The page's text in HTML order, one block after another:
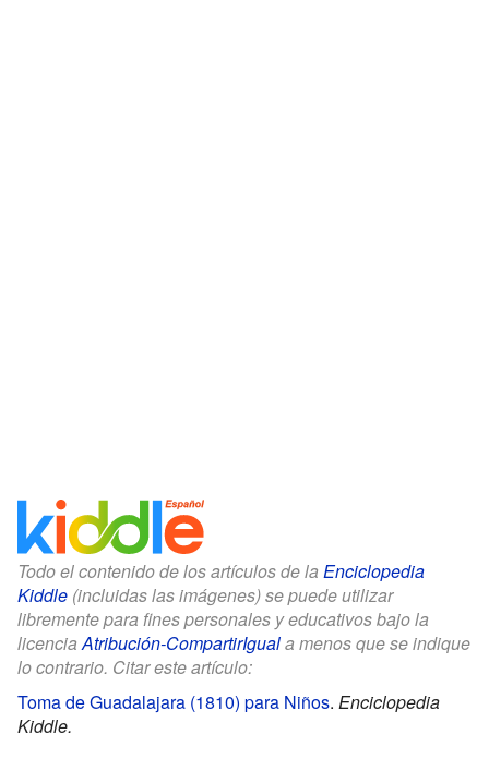
Todo el contenido de los artículos de la Enciclopedia
Kiddle (incluidas las imágenes) se puede utilizar
libremente para fines personales y educativos bajo la
licenciaAtribución-CompartirIguala menos que se indique
lo contrario. Citar este artículo:
Toma de Guadalajara (1810) para Niños. Enciclopedia
Kiddle.